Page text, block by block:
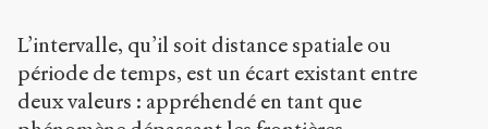
L’intervalle, qu’il soit distance spatiale ou
période de temps, est un écart existant entre
deux valeurs : appréhendé en tant que